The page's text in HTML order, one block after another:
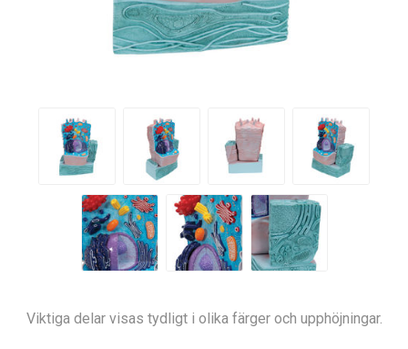
Viktiga delar visas tydligt i olika färger och upphöjningar.